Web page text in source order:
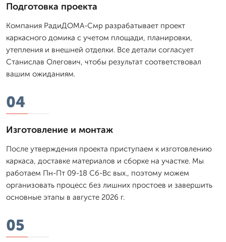
Подготовка проекта
Компания РадиДОМА-Смр разрабатывает проект
каркасного домика с учетом площади, планировки,
утепления и внешней отделки. Все детали согласует
Станислав Олегович, чтобы результат соответствовал
вашим ожиданиям.
04
Изготовление и монтаж
После утверждения проекта приступаем к изготовлению
каркаса, доставке материалов и сборке на участке. Мы
работаем Пн-Пт 09-18 Сб-Вс вых., поэтому можем
организовать процесс без лишних простоев и завершить
основные этапы в августе 2026 г.
05